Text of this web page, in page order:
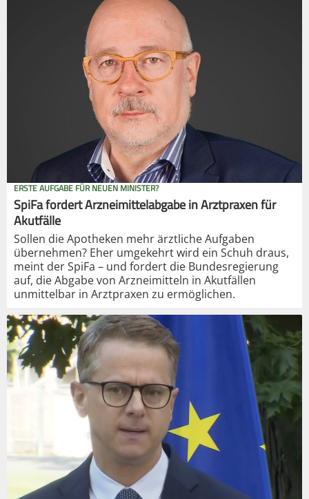
ERSTE AUFGABE FÜR NEUEN MINISTER?
SpiFa fordert Arzneimittelabgabe in Arztpraxen für
Akutfälle
Sollen die Apotheken mehr ärztliche Aufgaben
übernehmen? Eher umgekehrt wird ein Schuh draus,
meint der SpiFa – und fordert die Bundesregierung
auf, die Abgabe von Arzneimitteln in Akutfällen
unmittelbar in Arztpraxen zu ermöglichen.